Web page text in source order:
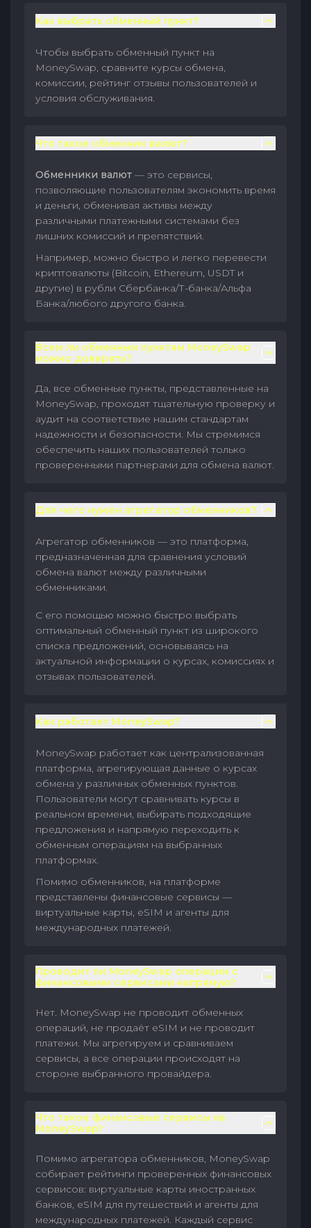
Как выбрать обменный пункт?
Чтобы выбрать обменный пункт на
MoneySwap, сравните курсы обмена,
комиссии, рейтинг отзывы пользователей и
условия обслуживания.
Что такое обменник валют?
Обменники валют — это сервисы,
позволяющие пользователям экономить время
и деньги, обменивая активы между
различными платежными системами без
лишних комиссий и препятствий.
Например, можно быстро и легко перевести
криптовалюты (Bitcoin, Ethereum, USDT и
другие) в рубли Сбербанка/Т-банка/Альфа
Банка/любого другого банка.
Всем ли обменным пунктам MoneySwap
можно доверять?
Да, все обменные пункты, представленные на
MoneySwap, проходят тщательную проверку и
аудит на соответствие нашим стандартам
надежности и безопасности. Мы стремимся
обеспечить наших пользователей только
проверенными партнерами для обмена валют.
Для чего нужен агрегатор обменников?
Агрегатор обменников — это платформа,
предназначенная для сравнения условий
обмена валют между различными
обменниками.
С его помощью можно быстро выбрать
оптимальный обменный пункт из широкого
списка предложений, основываясь на
актуальной информации о курсах, комиссиях и
отзывах пользователей.
Как работает MoneySwap?
MoneySwap работает как централизованная
платформа, агрегирующая данные о курсах
обмена у различных обменных пунктов.
Пользователи могут сравнивать курсы в
реальном времени, выбирать подходящие
предложения и напрямую переходить к
обменным операциям на выбранных
платформах.
Помимо обменников, на платформе
представлены финансовые сервисы —
виртуальные карты, eSIM и агенты для
международных платежей.
Проводит ли MoneySwap операции с
финансовыми сервисами напрямую?
Нет. MoneySwap не проводит обменных
операций, не продаёт eSIM и не проводит
платежи. Мы агрегируем и сравниваем
сервисы, а все операции происходят на
стороне выбранного провайдера.
Что такое финансовые сервисы на
MoneySwap?
Помимо агрегатора обменников, MoneySwap
собирает рейтинги проверенных финансовых
сервисов: виртуальные карты иностранных
банков, eSIM для путешествий и агенты для
международных платежей. Каждый сервис